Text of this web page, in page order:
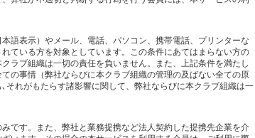
語表示）やメール、電話、パソコン、携帯電話、プリンターな
ている方を対象としています。この条件にあてはまらない方の
ラブ組織は一切の責任を負いません。また、上記条件を満たし
の事情（弊社ならびに本クラブ組織の管理の及ばない全ての原
それがもたらす諸影響に関して、弊社ならびに本クラブ組織は一
です。また、弊社と業務提携など法人契約した提携先企業を介